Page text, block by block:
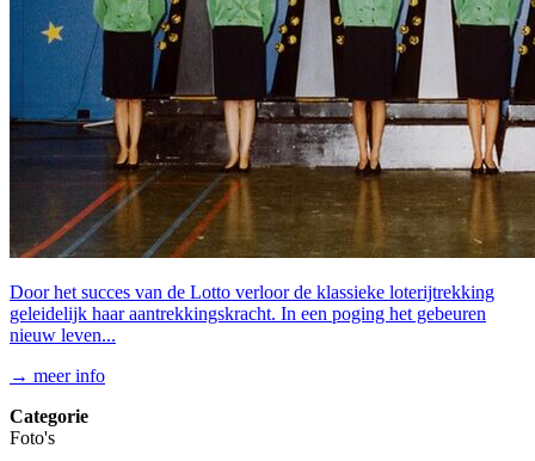
Door het succes van de Lotto verloor de klassieke loterijtrekking
geleidelijk haar aantrekkingskracht. In een poging het gebeuren
nieuw leven...
→ meer info
Categorie
Foto's